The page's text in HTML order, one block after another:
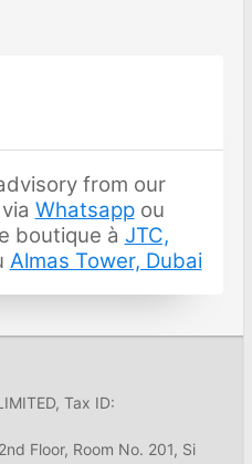
from our
Whatsappou
boutique à JTC,
Almas Tower, Dubai
Tax ID:
Floor, Room No. 201, Si